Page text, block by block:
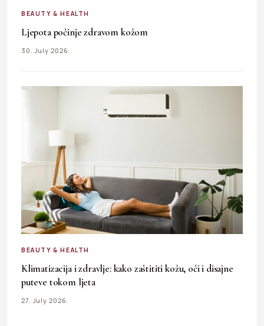
BEAUTY & HEALTH
Ljepota počinje zdravom kožom
30. July 2026.
BEAUTY & HEALTH
Klimatizacija i zdravlje: kako zaštititi kožu, oči i disajne
puteve tokom ljeta
27. July 2026.